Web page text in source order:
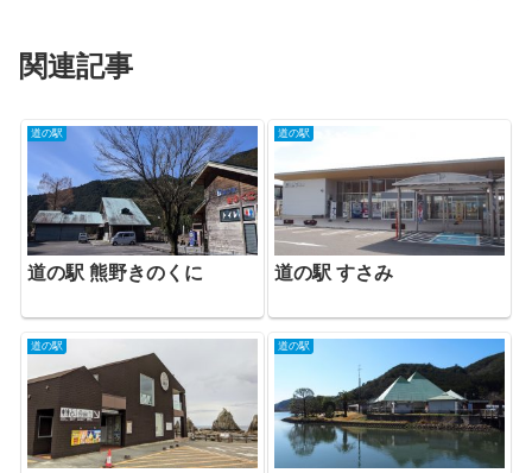
関連記事
道の駅
道の駅 熊野きのくに
道の駅
道の駅 すさみ
道の駅 道の駅